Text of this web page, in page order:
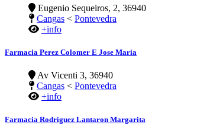
Eugenio Sequeiros, 2, 36940
Cangas < Pontevedra
+info
Farmacia Perez Colomer E Jose Maria
Av Vicenti 3, 36940
Cangas < Pontevedra
+info
Farmacia Rodriguez Lantaron Margarita